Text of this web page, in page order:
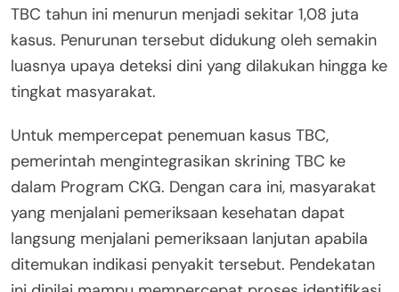
TBC tahun ini menurun menjadi sekitar 1,08 juta
kasus. Penurunan tersebut didukung oleh semakin
luasnya upaya deteksi dini yang dilakukan hingga ke
tingkat masyarakat.
Untuk mempercepat penemuan kasus TBC,
pemerintah mengintegrasikan skrining TBC ke
dalam Program CKG. Dengan cara ini, masyarakat
yang menjalani pemeriksaan kesehatan dapat
langsung menjalani pemeriksaan lanjutan apabila
ditemukan indikasi penyakit tersebut. Pendekatan